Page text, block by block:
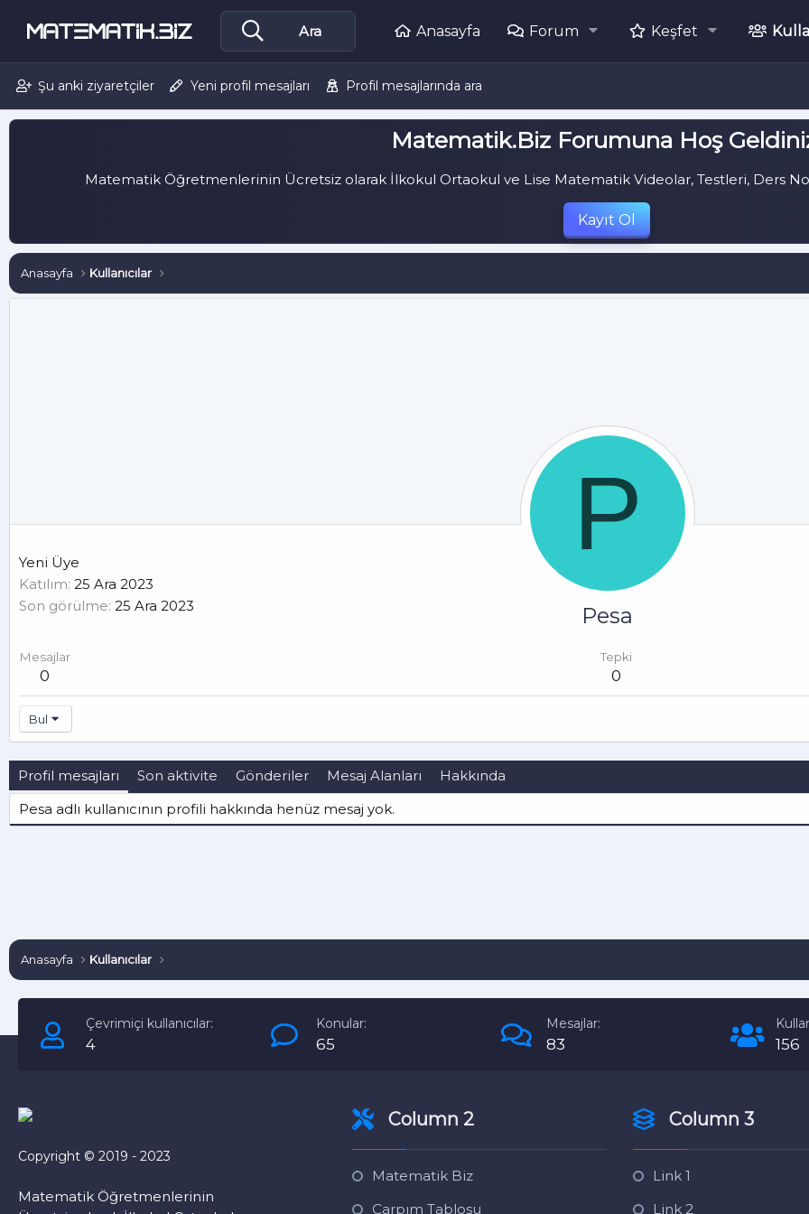
Anasayfa Forum Keşfet
Şu anki ziyaretçiler Yeni profil mesajları Profil mesajlarında ara
Matematik.Biz Forumuna Hoş
Matematik Öğretmenlerinin Ücretsiz olarak İlkokul Ortaokul ve Lise Matematik Videolar, Testleri, Ders
Kayıt Ol
Anasayfa Kullanıcılar
P
Pesa
Yeni Üye
Katılım 25 Ara 2023
Son görülme 25 Ara 2023
Mesajlar
0
Tepki
0
Bul
Profil mesajları Son aktivite Gönderiler Mesaj Alanları
Hakkında
Pesa adlı kullanıcının profili hakkında henüz mesaj yok.
Anasayfa Kullanıcılar
Çevrimiçi kullanıcılar:
4
Konular:
65
Mesajlar:
83 156
Copyright © 2019 - 2023
Matematik Öğretmenlerinin
Column 2
Matematik Biz
Çarpım Tablosu
Column 3
Link 1
Link 2